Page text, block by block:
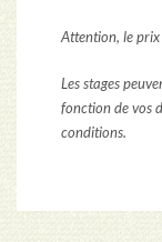
Attention, le prix
Les stages
fonction de vos
conditions.